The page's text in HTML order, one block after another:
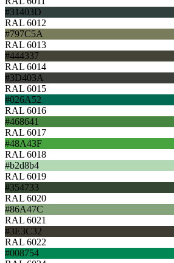
#31403D
RAL 6012
#797C5A
RAL 6013
#444337
RAL 6014
#3D403A
RAL 6015
#026A52
RAL 6016
#468641
RAL 6017
#48A43F
RAL 6018
#b2d8b4
RAL 6019
#354733
RAL 6020
#86A47C
RAL 6021
#3E3C32
RAL 6022
#008754